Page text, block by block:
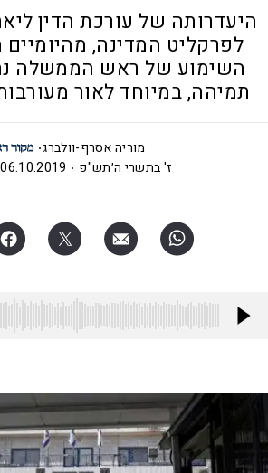
היעדרותה של עורכת הדין
לפרקליט המדינה,
השימוע של ראש הממשלה
תמיהה, במיוחד לאור
מוריה אסרף-וולברג
ז' בתשרי ה׳תש"פ
06.10.2019 | 13:40